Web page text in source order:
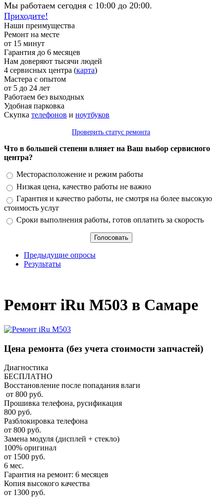
Мы работаем сегодня с 10:00 до 20:00.
Приходите!
Наши преимущества
Ремонт на месте
от 15 минут
Гарантия до 6 месяцев
Нам доверяют тысячи людей
4 сервисных центра (карта)
Мастера с опытом
от 5 до 24 лет
Работаем без выходных
Удобная парковка
Скупка телефонов и ноутбуков
Проверить статус ремонта
Что в большей степени влияет на Ваш выбор сервисного
центра?
Варианты
Месторасположение и режим работы
Низкая цена, качество работы не важно
Гарантия и качество работы, не смотря на более высокую
стоимость услуг
Сроки выполнения работы, готов оплатить за скорость
Предыдущие опросы
Результаты
Ремонт iRu M503 в Самаре
Цена ремонта (без учета стоимости запчастей)
Диагностика
БЕСПЛАТНО
Восстановление после попадания влаги
от 800 руб.
Прошивка телефона, русификация
800 руб.
Разблокировка телефона
от 800 руб.
Замена модуля (дисплей + стекло)
100% оригинал
от 1500 руб.
6 мес.
Гарантия на ремонт: 6 месяцев
Копия высокого качества
от 1300 руб.